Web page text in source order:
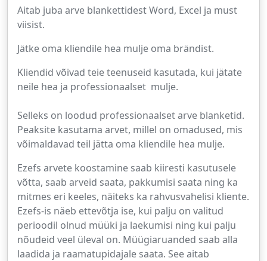
Aitab juba arve blankettidest Word, Excel ja must
viisist.
Jätke oma kliendile hea mulje oma brändist.
Kliendid võivad teie teenuseid kasutada, kui jätate
neile hea ja professionaalset mulje.
Selleks on loodud professionaalset arve blanketid.
Peaksite kasutama arvet, millel on omadused, mis
võimaldavad teil jätta oma kliendile hea mulje.
Ezefs arvete koostamine saab kiiresti kasutusele
võtta, saab arveid saata, pakkumisi saata ning ka
mitmes eri keeles, näiteks ka rahvusvahelisi kliente.
Ezefs-is näeb ettevõtja ise, kui palju on valitud
perioodil olnud müüki ja laekumisi ning kui palju
nõudeid veel üleval on. Müügiaruanded saab alla
laadida ja raamatupidajale saata. See aitab